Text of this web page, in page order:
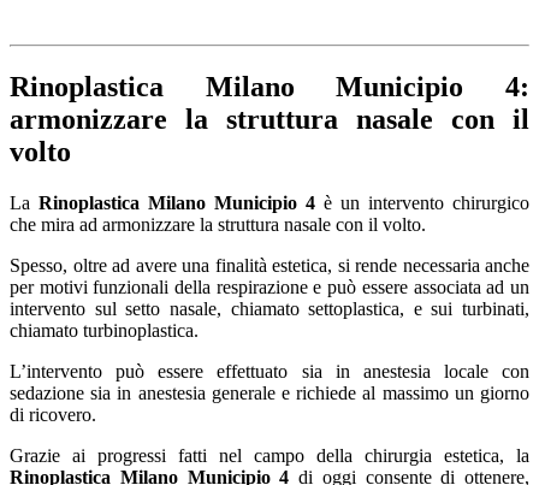
Rinoplastica Milano Municipio 4:
armonizzare la struttura nasale con il
volto
La Rinoplastica Milano Municipio 4 è un intervento chirurgico
che mira ad armonizzare la struttura nasale con il volto.
Spesso, oltre ad avere una finalità estetica, si rende necessaria anche
per motivi funzionali della respirazione e può essere associata ad un
intervento sul setto nasale, chiamato settoplastica, e sui turbinati,
chiamato turbinoplastica.
L’intervento può essere effettuato sia in anestesia locale con
sedazione sia in anestesia generale e richiede al massimo un giorno
di ricovero.
Grazie ai progressi fatti nel campo della chirurgia estetica, la
Rinoplastica Milano Municipio 4 di oggi consente di ottenere,